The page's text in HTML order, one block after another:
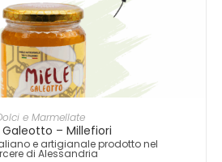
LEGGI TUTTO
e Marmellate
Galeotto – Millefiori
e artigianale prodotto nel
di Alessandria